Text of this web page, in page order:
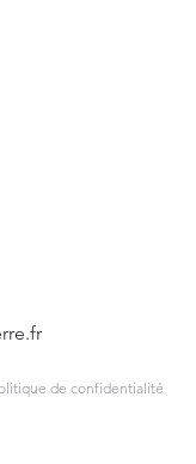
de confidentialité